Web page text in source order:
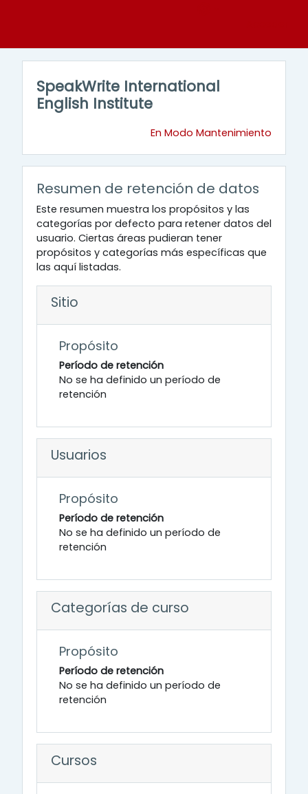
SpeakWrite International
English Institute
En Modo Mantenimiento
Resumen de retención de datos
Este resumen muestra los propósitos y las
categorías por defecto para retener datos del
usuario. Ciertas áreas pudieran tener
propósitos y categorías más específicas que
las aquí listadas.
Sitio
Propósito
Período de retención
No se ha definido un período de
retención
Usuarios
Propósito
Período de retención
No se ha definido un período de
retención
Categorías de curso
Propósito
Período de retención
No se ha definido un período de
retención
Cursos